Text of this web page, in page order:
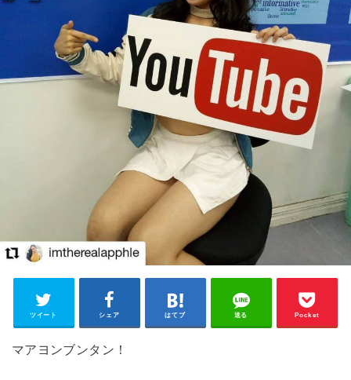
ツイート シェア はてブ 送る Pocket
マアヨンブンタン！